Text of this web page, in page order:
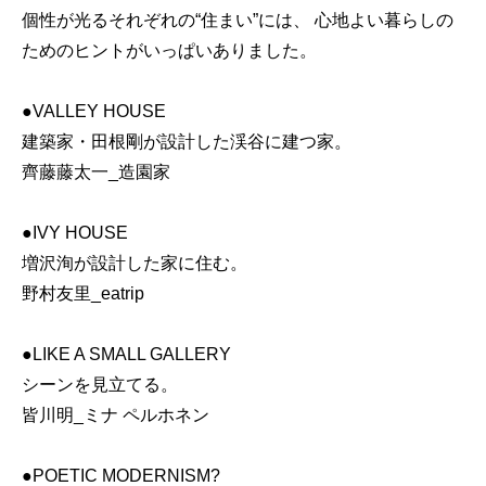
個性が光るそれぞれの“住まい”には、 心地よい暮らしの
ためのヒントがいっぱいありました。
●VALLEY HOUSE
建築家・田根剛が設計した渓谷に建つ家。
齊藤藤太一_造園家
●IVY HOUSE
増沢洵が設計した家に住む。
野村友里_eatrip
●LIKE A SMALL GALLERY
シーンを見立てる。
皆川明_ミナ ペルホネン
●POETIC MODERNISM?